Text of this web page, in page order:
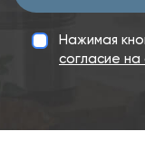
Нажимая
согласие